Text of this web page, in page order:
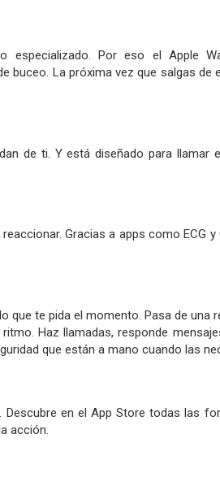
Por eso el Apple
La próxima vez que salgas de
de ti. Y está diseñado para llamar
Gracias a apps como ECG
que te pida el momento. Pasa de una
Haz llamadas, responde
que están a mano cuando las
en el App Store todas las
acción.